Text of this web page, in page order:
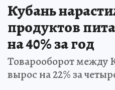
Кубань
продуктов
на 40% за год
Товарооборот между
вырос на 22% за